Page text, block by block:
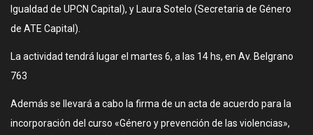
Igualdad de UPCN Capital), y Laura Sotelo (Secretaria de Género
de ATE Capital).
La actividad tendrá lugar el martes 6, a las 14 hs, en Av. Belgrano
763
Además se llevará a cabo la firma de un acta de acuerdo para la
incorporación del curso «Género y prevención de las violencias»,